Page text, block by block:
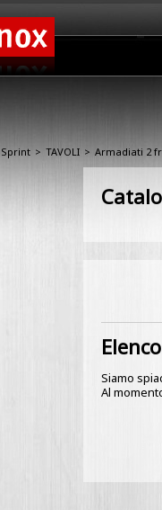
Sprint > TAVOLI > Armadiati 2
Siamo
Al